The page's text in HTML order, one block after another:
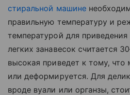
стиральной машине
правильную температуру и
температурой для
легких занавесок считается
высокая приведет к тому, что
или деформируется. Для
вроде вуали или органзы,